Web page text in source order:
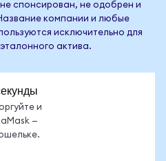
спонсирован, не одобрен и
компании и любые
исключительно для
актива.
и
—